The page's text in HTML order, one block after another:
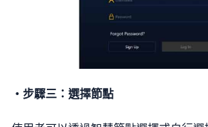
・步驟三：選擇節點